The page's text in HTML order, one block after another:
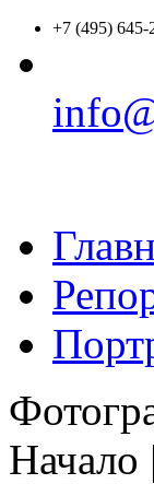
+7 (495) 645-
Начало